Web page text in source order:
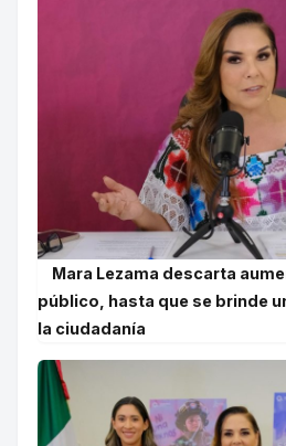
Mara Lezama descarta
público, hasta que se brinde
la ciudadanía